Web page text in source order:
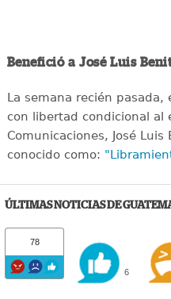
Benefició a José Luis
La semana recién
con libertad condicional al
Comunicaciones, José
conocido como:
ÚLTIMAS NOTICIAS DE
78
6